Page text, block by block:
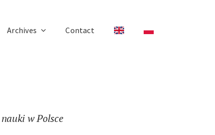
Archives Contact
w Polsce